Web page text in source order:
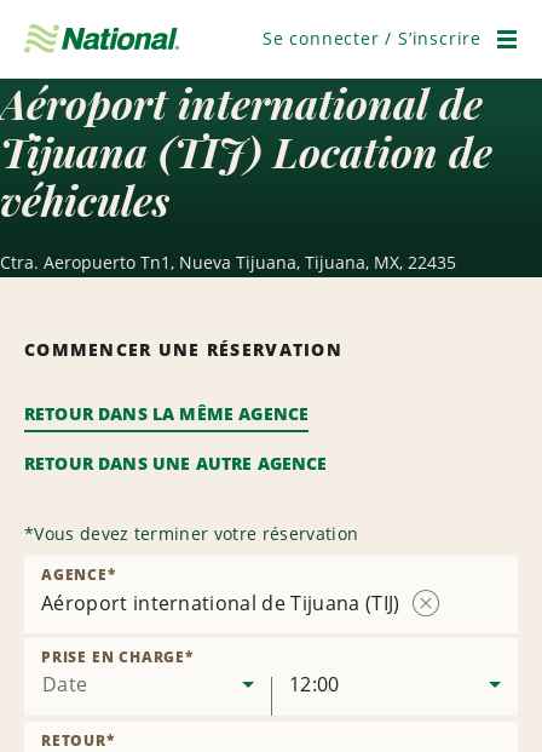
navigation
Se connecter / S’inscrire
Aéroport international de
Tijuana (TIJ) Location de
véhicules
Ctra. Aeropuerto Tn1, Nueva Tijuana, Tijuana, MX, 22435
COMMENCER UNE RÉSERVATION
RETOUR DANS LA MÊME AGENCE
RETOUR DANS UNE AUTRE AGENCE
*Vous devez terminer votre réservation
Aéroport international de Tijuana (TIJ)
AGENCE*
Date
PRISE EN CHARGE*
12:00
RETOUR*